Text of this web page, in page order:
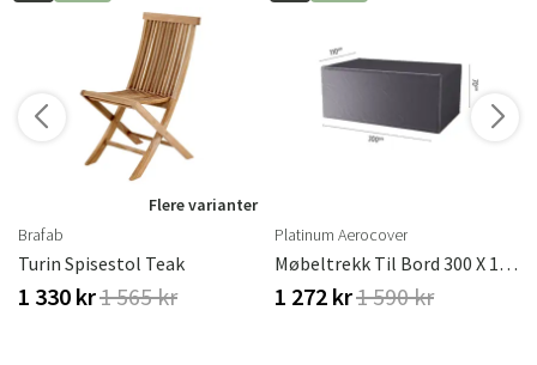
Flere varianter
Brafab
Turin Spisestol Teak
1 330 kr1 565 kr
Platinum Aerocover
Møbeltrekk Til Bord 300 X 110 Cm
1 272 kr1 590 kr